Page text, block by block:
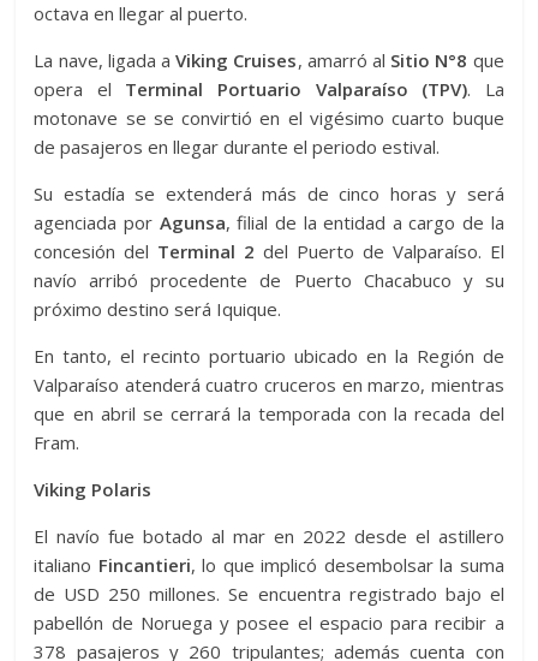
octava en llegar al puerto.
La nave, ligada aViking Cruises, amarró al Sitio N°8 que
opera el Terminal Portuario Valparaíso (TPV). La
motonave se se convirtió en el vigésimo cuarto buque
de pasajeros en llegar durante el periodo estival.
Su estadía se extenderá más de cinco horas y será
agenciada por Agunsa, filial de la entidad a cargo de la
concesión del Terminal 2 del Puerto de Valparaíso. El
navío arribó procedente de Puerto Chacabuco y su
próximo destino será Iquique.
En tanto, el recinto portuario ubicado en la Región de
Valparaíso atenderá cuatro cruceros en marzo, mientras
que en abril se cerrará la temporada con la recada del
Fram.
Viking Polaris
El navío fue botado al mar en 2022 desde el astillero
italiano Fincantieri, lo que implicó desembolsar la suma
de USD 250 millones. Se encuentra registrado bajo el
pabellón de Noruega y posee el espacio para recibir a
378 pasajeros y 260 tripulantes; además cuenta con